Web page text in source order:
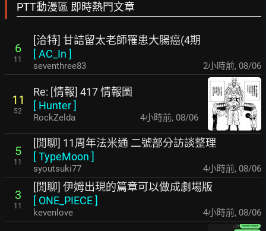
PTT動漫區 即時熱門文章
6
11
[洽特] 甘詰留太老師罹患大腸癌(4期
[AC_In ]
seventhree83 2小時前, 08/06
11
52
Re: [情報] 417 情報圖
[ Hunter]
RockZelda 4小時前, 08/06
5
11
[閒聊] 11周年法米通 二號部分訪談整理
[TypeMoon ]
syoutsuki77 4小時前, 08/06
3
11
[閒聊] 伊姆出現的篇章可以做成劇場版
[ ONE_PIECE]
kevenlove 4小時前, 08/06